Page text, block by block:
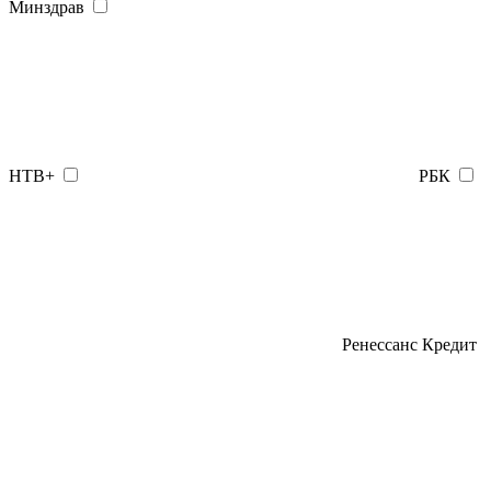
Минздрав
НТВ+ РБК
Ренессанс Кредит